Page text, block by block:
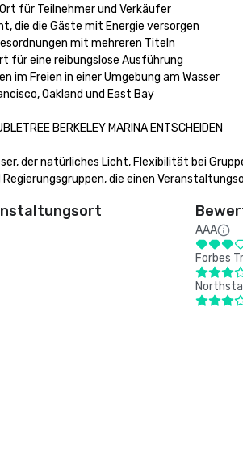
für Teilnehmer und Verkäufer
die die Gäste mit Energie versorgen
mit mehreren Titeln
für eine reibungslose Ausführung
im Freien in einer Umgebung am Wasser
Oakland und East Bay
BERKELEY MARINA ENTSCHEIDEN
der natürliches Licht, Flexibilität bei
die einen
AAA
Forbes